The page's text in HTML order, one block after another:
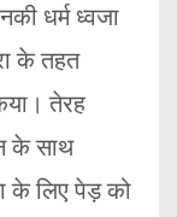
धर्म ध्वजा
के तहत
तेरह
के साथ
के लिए पेड़ को